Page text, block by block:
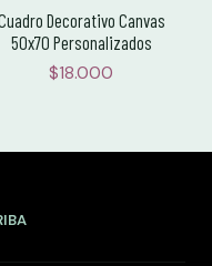
Decorativo Canvas
50x70 Personalizados
$18.000